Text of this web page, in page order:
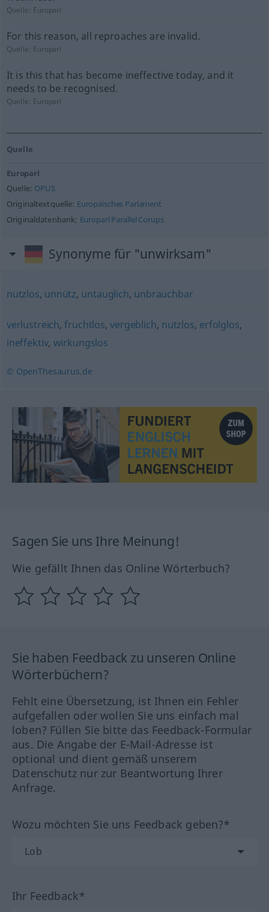
Quelle: Europarl
For this reason, all reproaches are invalid.
Quelle: Europarl
It is this that has become ineffective today, and it
needs to be recognised.
Quelle: Europarl
Quelle
Europarl
Quelle: OPUS
Originaltextquelle: Europäisches Parlament
Originaldatenbank: Europarl Parallel Corups
Synonyme für "unwirksam"
nutzlos, unnütz, untauglich, unbrauchbar
verlustreich,fruchtlos,vergeblich, nutzlos, erfolglos,
ineffektiv, wirkungslos
© OpenThesaurus.de
Sagen Sie uns Ihre Meinung!
Wie gefällt Ihnen das Online Wörterbuch?
Sie haben Feedback zu unseren Online
Wörterbüchern?
Fehlt eine Übersetzung, ist Ihnen ein Fehler
aufgefallen oder wollen Sie uns einfach mal
loben? Füllen Sie bitte das Feedback-Formular
aus. Die Angabe der E-Mail-Adresse ist
optional und dient gemäß unserem
Datenschutz nur zur Beantwortung Ihrer
Anfrage.
Wozu möchten Sie uns Feedback geben?*
Ihr Feedback*